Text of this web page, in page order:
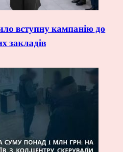
вступну кампанію до
закладів